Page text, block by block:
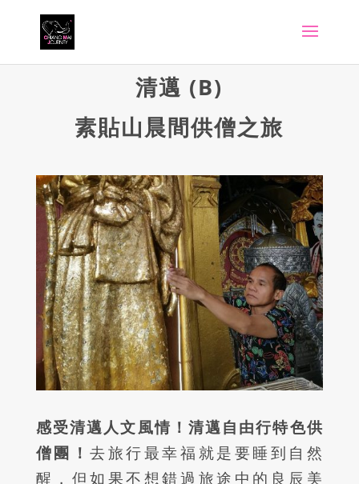
清邁 (B)
素貼山晨間供僧之旅
感受清邁人文風情！清邁自由行特色供
僧團！去旅行最幸福就是要睡到自然
醒，但如果不想錯過旅途中的良辰美